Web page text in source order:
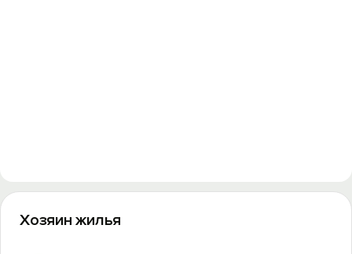
Хозяин жилья